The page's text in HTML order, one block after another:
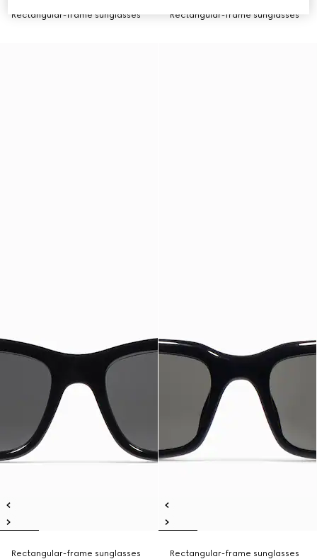
Rectangular-frame sunglasses Rectangular-frame sunglasses
Rectangular-frame sunglasses Rectangular-frame sunglasses